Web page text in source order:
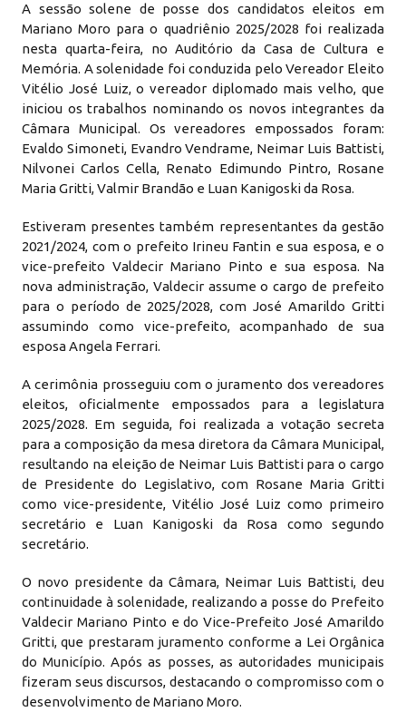
A sessão solene de posse dos candidatos eleitos em
Mariano Moro para o quadriênio 2025/2028 foi realizada
nesta quarta-feira, no Auditório da Casa de Cultura e
Memória. A solenidade foi conduzida pelo Vereador Eleito
Vitélio José Luiz, o vereador diplomado mais velho, que
iniciou os trabalhos nominando os novos integrantes da
Câmara Municipal. Os vereadores empossados foram:
Evaldo Simoneti, Evandro Vendrame, Neimar Luis Battisti,
Nilvonei Carlos Cella, Renato Edimundo Pintro, Rosane
Maria Gritti, Valmir Brandão e Luan Kanigoski da Rosa.
Estiveram presentes também representantes da gestão
2021/2024, com o prefeito Irineu Fantin e sua esposa, e o
vice-prefeito Valdecir Mariano Pinto e sua esposa. Na
nova administração, Valdecir assume o cargo de prefeito
para o período de 2025/2028, com José Amarildo Gritti
assumindo como vice-prefeito, acompanhado de sua
esposa Angela Ferrari.
A cerimônia prosseguiu com o juramento dos vereadores
eleitos, oficialmente empossados para a legislatura
2025/2028. Em seguida, foi realizada a votação secreta
para a composição da mesa diretora da Câmara Municipal,
resultando na eleição de Neimar Luis Battisti para o cargo
de Presidente do Legislativo, com Rosane Maria Gritti
como vice-presidente, Vitélio José Luiz como primeiro
secretário e Luan Kanigoski da Rosa como segundo
secretário.
O novo presidente da Câmara, Neimar Luis Battisti, deu
continuidade à solenidade, realizando a posse do Prefeito
Valdecir Mariano Pinto e do Vice-Prefeito José Amarildo
Gritti, que prestaram juramento conforme a Lei Orgânica
do Município. Após as posses, as autoridades municipais
fizeram seus discursos, destacando o compromisso com o
desenvolvimento de Mariano Moro.